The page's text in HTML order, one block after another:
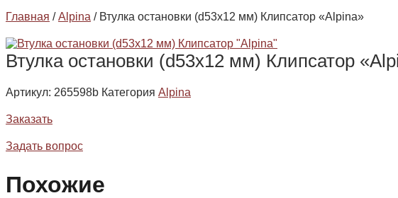
Главная /Alpina / Втулка остановки (d53x12 мм) Клипсатор «Alpina»
Втулка остановки (d53x12 мм) Клипсатор
Артикул: 265598b Категория Alpina
Заказать
Задать вопрос
Похожие